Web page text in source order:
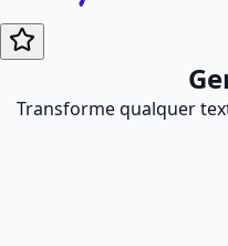
Transforme qualquer